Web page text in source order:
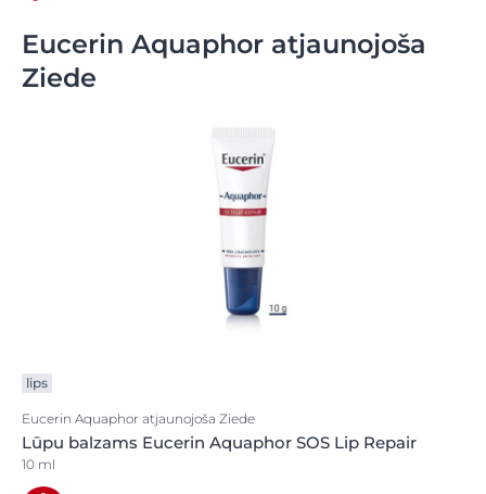
Eucerin Aquaphor atjaunojoša
Ziede
lips
Eucerin Aquaphor atjaunojoša Ziede
Lūpu balzams Eucerin Aquaphor SOS Lip Repair
10 ml